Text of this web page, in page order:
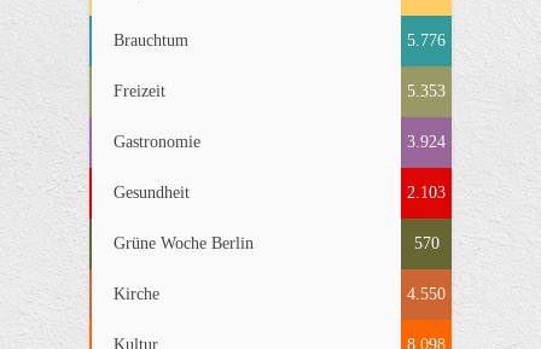
Brauchtum 5.776
Freizeit 5.353
Gastronomie 3.924
Gesundheit 2.103
Grüne Woche Berlin 570
Kirche 4.550
Kultur 8.098